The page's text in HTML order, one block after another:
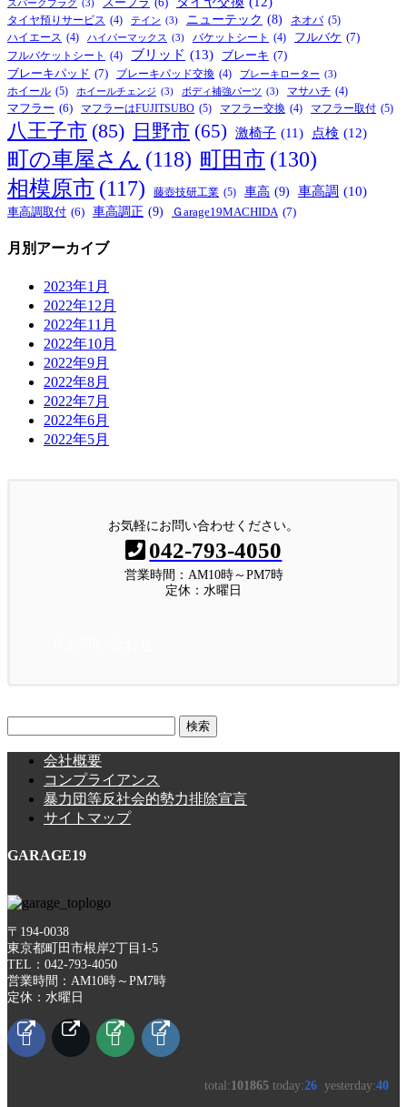
スパークプラグ (3)
タイヤ預りサービス (4) テイン (3) ニューテック (8) ネオバ (5)
ハイエース (4) ハイパーマックス (3) バケットシート (4) フルバケ (7)
フルバケットシート (4) ブリッド (13) ブレーキ (7)
ブレーキパッド (7) ブレーキパッド交換 (4) ブレーキローター (3)
ホイール (5) ホイールチェンジ (3) ボディ補強パーツ (3) マサハチ (4)
マフラー (6) マフラーはFUJITSUBO (5) マフラー交換 (4) マフラー取付 (5)
八王子市 (85) 日野市 (65) 激椅子 (11) 点検 (12)
町の車屋さん (118) 町田市 (130)
相模原市 (117) 藤壺技研工業 (5) 車高 (9) 車高調 (10)
車高調取付 (6) 車高調正 (9) Ｇarage19MACHIDA (7)
月別アーカイブ
2023年1月
2022年12月
2022年11月
2022年10月
2022年9月
2022年8月
2022年7月
2022年6月
2022年5月
お気軽にお問い合わせください。
042-793-4050
営業時間：AM10時～PM7時
定休：水曜日
会社概要
コンプライアンス
暴力団等反社会的勢力排除宣言
サイトマップ
GARAGE19
〒194-0038
東京都町田市根岸2丁目1-5
TEL：042-793-4050
営業時間：AM10時～PM7時
定休：水曜日